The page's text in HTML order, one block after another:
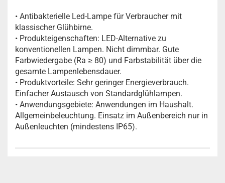
• Antibakterielle Led-Lampe für Verbraucher mit
klassischer Glühbirne.
• Produkteigenschaften: LED-Alternative zu
konventionellen Lampen. Nicht dimmbar. Gute
Farbwiedergabe (Ra ≥ 80) und Farbstabilität über die
gesamte Lampenlebensdauer.
• Produktvorteile: Sehr geringer Energieverbrauch.
Einfacher Austausch von Standardglühlampen.
• Anwendungsgebiete: Anwendungen im Haushalt.
Allgemeinbeleuchtung. Einsatz im Außenbereich nur in
Außenleuchten (mindestens IP65).